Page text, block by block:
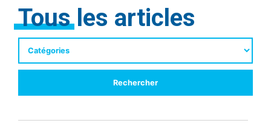
Tous les articles
Rechercher